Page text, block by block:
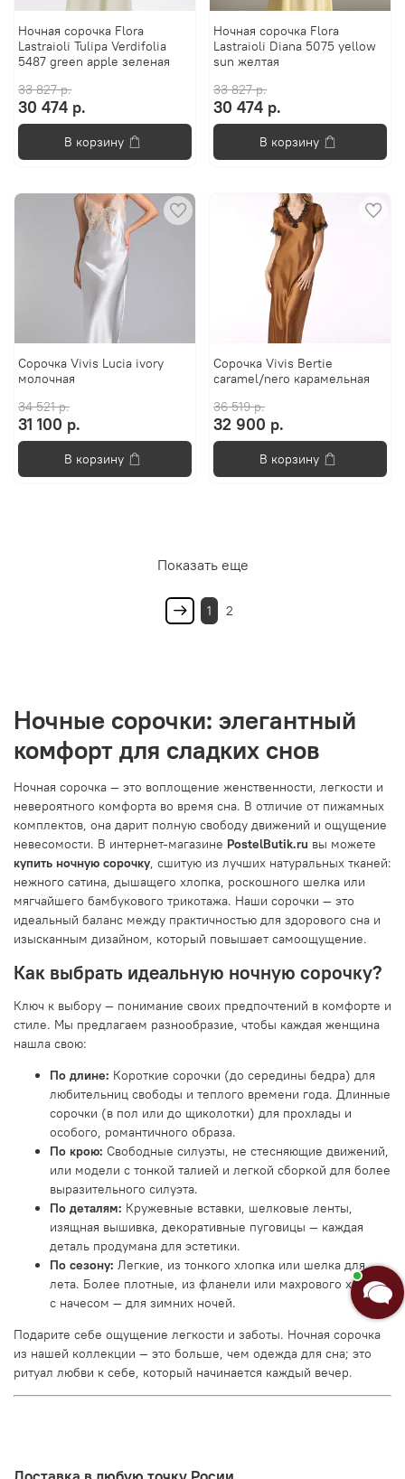
Ночная сорочка Flora
Lastraioli Tulipa Verdifolia
5487 green apple зеленая
33 827 р.
30 474 р.
В корзину
Ночная сорочка Flora
Lastraioli Diana 5075 yellow
sun желтая
33 827 р.
30 474 р.
В корзину
Сорочка Vivis Lucia ivory
молочная
34 521 р.
31 100 р.
В корзину
Сорочка Vivis Bertie
сaramel/nero карамельная
36 519 р.
32 900 р.
В корзину
Показать еще
1 2
Ночные сорочки: элегантный
комфорт для сладких снов
Ночная сорочка — это воплощение женственности, легкости и
невероятного комфорта во время сна. В отличие от пижамных
комплектов, она дарит полную свободу движений и ощущение
невесомости. В интернет-магазине PostelButik.ru вы можете
купить ночную сорочку , сшитую из лучших натуральных тканей:
нежного сатина, дышащего хлопка, роскошного шелка или
мягчайшего бамбукового трикотажа. Наши сорочки — это
идеальный баланс между практичностью для здорового сна и
изысканным дизайном, который повышает самоощущение.
Как выбрать идеальную ночную сорочку?
Ключ к выбору — понимание своих предпочтений в комфорте и
стиле. Мы предлагаем разнообразие, чтобы каждая женщина
нашла свою:
По длине: Короткие сорочки (до середины бедра) для
любительниц свободы и теплого времени года. Длинные
сорочки (в пол или до щиколотки) для прохлады и
особого, романтичного образа.
По крою: Свободные силуэты, не стесняющие движений,
или модели с тонкой талией и легкой сборкой для более
выразительного силуэта.
По деталям: Кружевные вставки, шелковые ленты,
изящная вышивка, декоративные пуговицы — каждая
деталь продумана для эстетики.
По сезону: Легкие, из тонкого хлопка или шелка для
лета. Более плотные, из фланели или махрового хлопка
с начесом — для зимних ночей.
Подарите себе ощущение легкости и заботы. Ночная сорочка
из нашей коллекции — это больше, чем одежда для сна; это
ритуал любви к себе, который начинается каждый вечер.